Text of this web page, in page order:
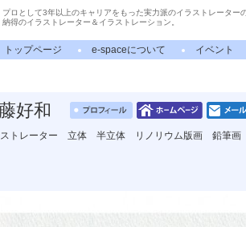
プロとして3年以上のキャリアをもった実力派のイラストレーター
納得のイラストレーター＆イラストレーション。
トップページ e-spaceについて イベント
好和
ストレーター 立体 半立体 リノリウム版画 鉛筆画